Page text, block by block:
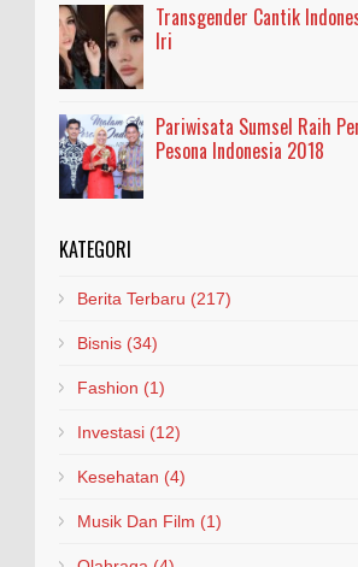
Transgender Cantik
Iri
Pariwisata Sumsel Raih
Pesona Indonesia 2018
KATEGORI
Berita Terbaru (217)
Bisnis (34)
Fashion (1)
Investasi (12)
Kesehatan (4)
Musik Dan Film (1)